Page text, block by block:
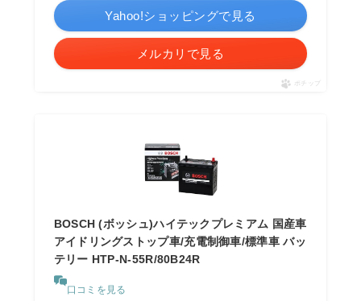
Yahoo!ショッピングで見る
メルカリで見る
ポチップ
BOSCH (ボッシュ)ハイテックプレミアム 国産車
アイドリングストップ車/充電制御車/標準車 バッ
テリー HTP-N-55R/80B24R
口コミを見る